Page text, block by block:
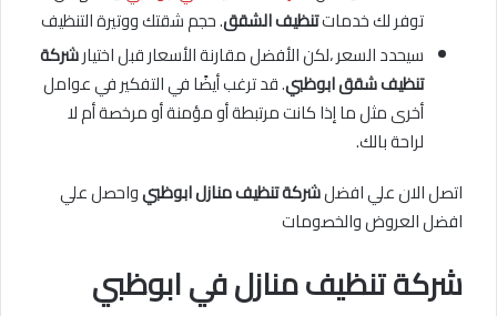
توفر لك خدماتتنظيف الشقق. حجم شقتك ووتيرة التنظيف
سيحدد السعر ،لكن الأفضل مقارنة الأسعار قبل اختيارشركة
تنظيف شقق ابوظبي. قد ترغب أيضًا في التفكير في عوامل
أخرى مثل ما إذا كانت مرتبطة أو مؤمنة أو مرخصة أم لا
لراحة بالك.
اتصل الان علي افضلشركة تنظيف منازل ابوظبيواحصل علي
افضل العروض والخصومات
شركة تنظيف منازل في ابوظبي